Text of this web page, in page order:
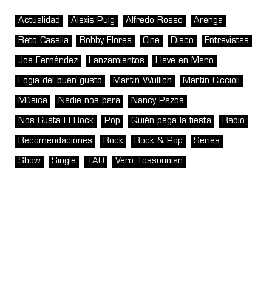
Actualidad Alexis Puig Alfredo Rosso Arenga
Beto Casella Bobby Flores Cine Disco Entrevistas
Joe Fernández Lanzamientos Llave en Mano
Logia del buen gusto Martin Wullich Martín Ciccioli
Música Nadie nos para Nancy Pazos
Nos Gusta El Rock Pop Quién paga la fiesta Radio
Recomendaciones Rock Rock & Pop Series
Show Single TAO Vero Tossounian